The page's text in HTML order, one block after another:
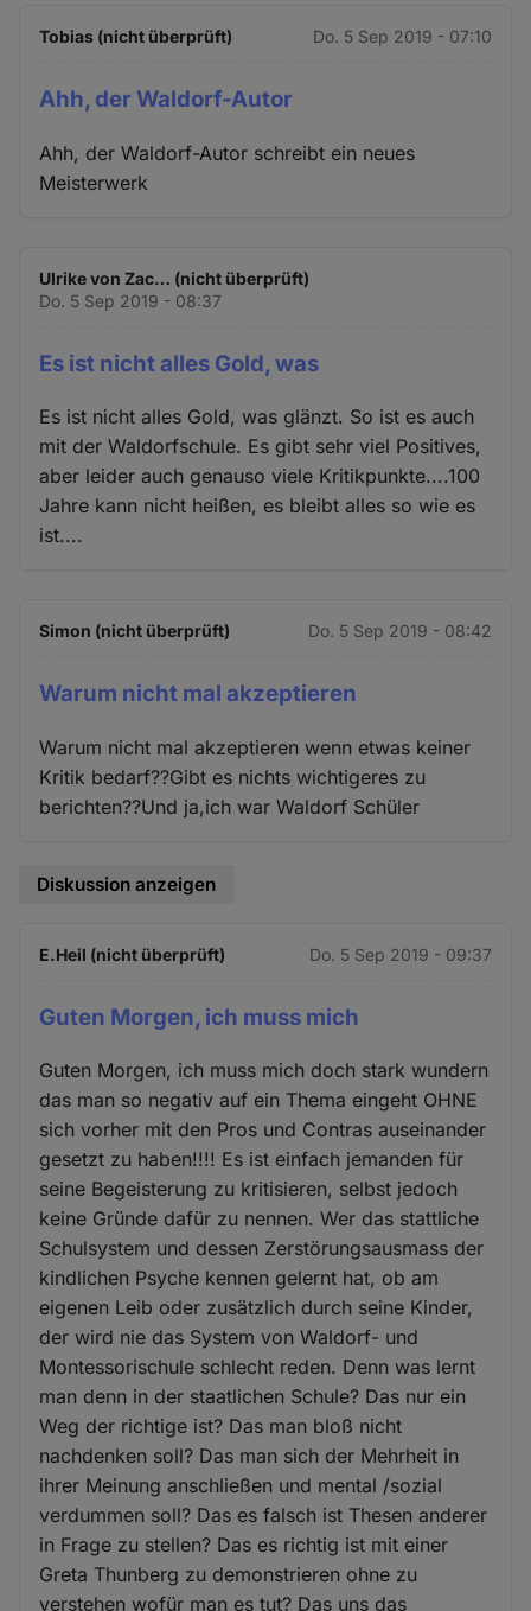
Tobias (nicht überprüft) Do. 5 Sep 2019 - 07:10
Ahh, der Waldorf-Autor
Ahh, der Waldorf-Autor schreibt ein neues
Meisterwerk
Ulrike von Zac… (nicht überprüft)
Do. 5 Sep 2019 - 08:37
Es ist nicht alles Gold, was
Es ist nicht alles Gold, was glänzt. So ist es auch
mit der Waldorfschule. Es gibt sehr viel Positives,
aber leider auch genauso viele Kritikpunkte....100
Jahre kann nicht heißen, es bleibt alles so wie es
ist....
Simon (nicht überprüft) Do. 5 Sep 2019 - 08:42
Warum nicht mal akzeptieren
Warum nicht mal akzeptieren wenn etwas keiner
Kritik bedarf??Gibt es nichts wichtigeres zu
berichten??Und ja,ich war Waldorf Schüler
Diskussion anzeigen
E.Heil (nicht überprüft) Do. 5 Sep 2019 - 09:37
Guten Morgen, ich muss mich
Guten Morgen, ich muss mich doch stark wundern
das man so negativ auf ein Thema eingeht OHNE
sich vorher mit den Pros und Contras auseinander
gesetzt zu haben!!!! Es ist einfach jemanden für
seine Begeisterung zu kritisieren, selbst jedoch
keine Gründe dafür zu nennen. Wer das stattliche
Schulsystem und dessen Zerstörungsausmass der
kindlichen Psyche kennen gelernt hat, ob am
eigenen Leib oder zusätzlich durch seine Kinder,
der wird nie das System von Waldorf- und
Montessorischule schlecht reden. Denn was lernt
man denn in der staatlichen Schule? Das nur ein
Weg der richtige ist? Das man bloß nicht
nachdenken soll? Das man sich der Mehrheit in
ihrer Meinung anschließen und mental /sozial
verdummen soll? Das es falsch ist Thesen anderer
in Frage zu stellen? Das es richtig ist mit einer
Greta Thunberg zu demonstrieren ohne zu
verstehen wofür man es tut? Das uns das